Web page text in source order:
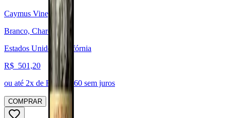
Caymus Vineyards
Branco, Chardonnay
Estados Unidos, Califórnia
R$ 501,20
ou até 2x de R$ 250,60 sem juros
COMPRAR